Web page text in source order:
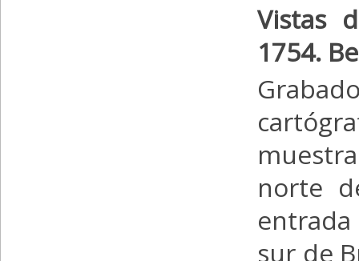
Vistas
1754.
norte
sur de